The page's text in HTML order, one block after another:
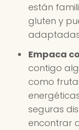
están
gluten y
Empaca
contigo
como
seguras
encontrar